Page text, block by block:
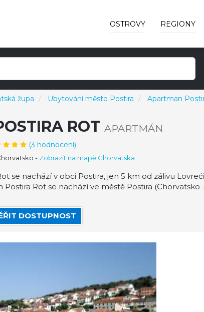
OSTROVY REGIONY
župa Ubytování město Postira Apartman
ROT APARTMÁN
(3 hodnocení)
- Zobrazit na mapě Chorvatska
se nachází v obci Postira, jen 5 km od zálivu
Rot se nachází ve městě Postira (Chorvatsko
DOSTUPNOST